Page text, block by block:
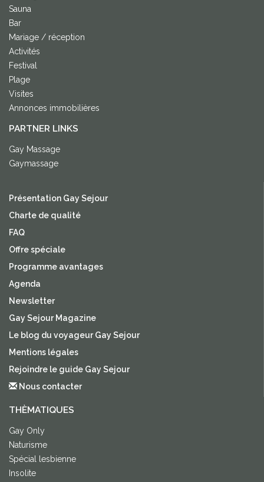
Sauna
Bar
Mariage / réception
Activités
Festival
Plage
Visites
Annonces immobilières
PARTNER LINKS
Gay Massage
Gaymassage
Présentation Gay Sejour
Charte de qualité
FAQ
Offre spéciale
Programme avantages
Agenda
Newsletter
Gay Sejour Magazine
Le blog du voyageur Gay Sejour
Mentions légales
Rejoindre le guide Gay Sejour
Nous contacter
THÈMATIQUES
Gay Only
Naturisme
Spécial lesbienne
Insolite